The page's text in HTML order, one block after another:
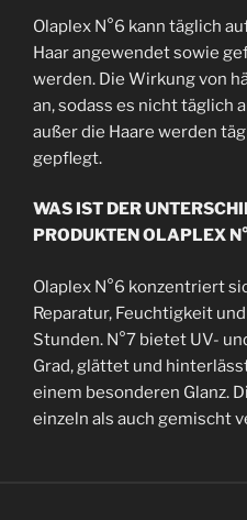
Olaplex N°6 kann täglich
Haar angewendet sowie
werden. Die Wirkung von
an, sodass es nicht täglich
außer die Haare werden
gepflegt.
WAS IST DER
PRODUKTEN OLAPLEX
Olaplex N°6 konzentriert
Reparatur, Feuchtigkeit
Stunden. N°7 bietet UV-
Grad, glättet und
einem besonderen Glanz.
einzeln als auch gemischt